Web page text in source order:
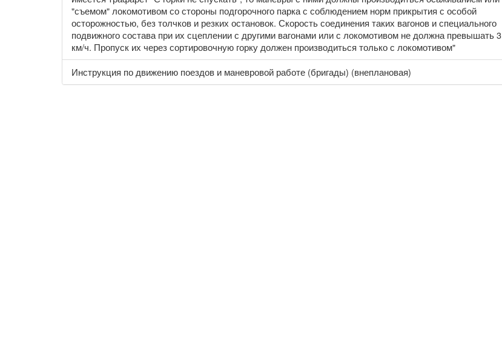
"съемом" локомотивом со стороны подгорочного парка с соблюдением норм прикрытия с особой
осторожностью, без толчков и резких остановок. Скорость соединения таких вагонов и специального
подвижного состава при их сцеплении с другими вагонами или с локомотивом не должна превышать 3
км/ч. Пропуск их через сортировочную горку должен производиться только с локомотивом"
Инструкция по движению поездов и маневровой работе (бригады) (внеплановая)